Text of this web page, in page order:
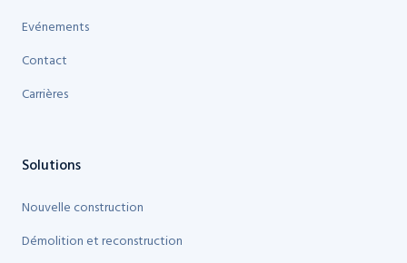
Evénements
Contact
Carrières
Solutions
Nouvelle construction
Démolition et reconstruction